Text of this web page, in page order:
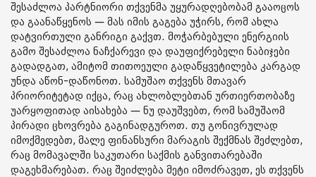
შესაძლოა პარტნიორი თქვენმა უყურადღებობამ გააოცოს
და გაანაწყენოს — მას იმის გაგება უჭირს, რომ ახლა
დატვირთული განრიგი გაქვთ. მოჭარბებული ენერგიის
გამო შესაძლოა ნაჩქარევი და დაუფიქრებელი ნაბიჯები
გადადგათ, ამიტომ თითოეული გადაწყვეტილება კარგად
უნდა აწონ-დაწონოთ. სამუშაო თქვენს მთავარ
პრიორიტეტად იქცა, რაც ახლობლებთან ურთიერთობაზე
უარყოფითად აისახება — ნუ დაუშვებთ, რომ სამუშაომ
პირადი ცხოვრება გაგინადგუროთ. თუ გონივრულად
იმოქმედებთ, მალე ფინანსური მარაგის შექმნას შეძლებთ,
რაც მომავალში საკუთარი საქმის განვითარებაში
დაგეხმარებათ. რაც შეიძლება მეტი იმოძრავეთ, ეს თქვენს